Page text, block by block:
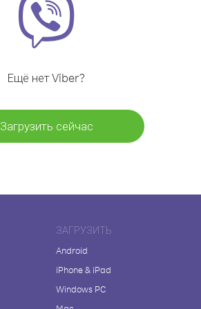
Ещё нет Viber?
Загрузить сейчас
ЗАГРУЗИТЬ
Android
iPhone & iPad
Windows PC